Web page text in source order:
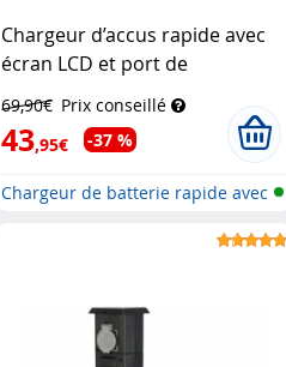
Chargeur d’accus rapide avec
écran LCD et port de
chargement USB TKA
69,90€ Prix conseillé
43,95€ -37 %
Chargeur de batterie rapide avec